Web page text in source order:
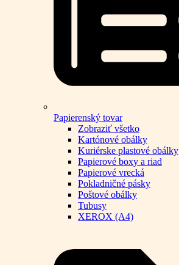
Papierenský tovar
Zobraziť všetko
Kartónové obálky
Kuriérske plastové obálky
Papierové boxy a riad
Papierové vrecká
Pokladničné pásky
Poštové obálky
Tubusy
XEROX (A4)